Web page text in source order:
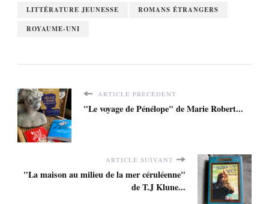
LITTÉRATURE JEUNESSE
ROMANS ÉTRANGERS
ROYAUME-UNI
ARTICLE PRÉCÉDENT
"Le voyage de Pénélope" de Marie Robert...
ARTICLE SUIVANT
"La maison au milieu de la mer céruléenne"
de T.J Klune...